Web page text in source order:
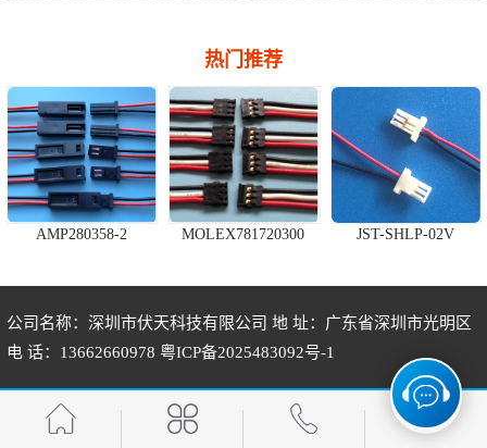
热门推荐
AMP280358-2 MOLEX781720300 JST-SHLP-02V
HRS-DF13-3S
公司名称：深圳市伏天科技有限公司 地 址：广东省深圳市光明区
电 话：13662660978 粤ICP备2025483092号-1